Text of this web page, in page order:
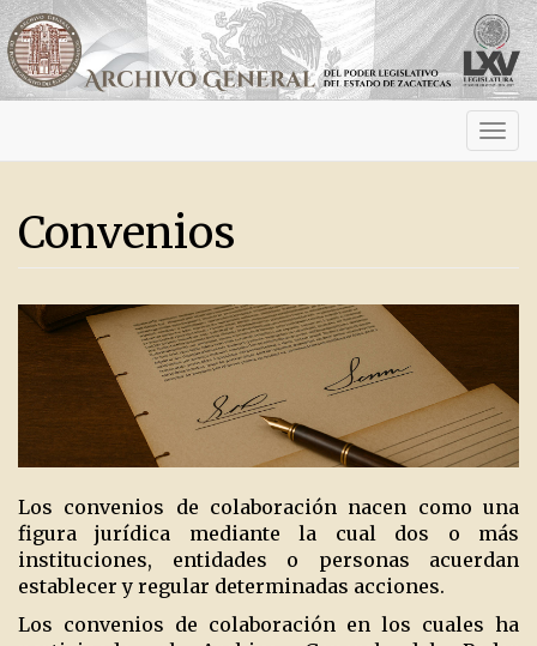
Convenios
Los convenios de colaboración nacen como una
figura jurídica mediante la cual dos o más
instituciones, entidades o personas acuerdan
establecer y regular determinadas acciones.
Los convenios de colaboración en los cuales ha